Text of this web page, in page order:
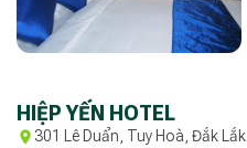
HIỆP YẾN HOTEL
301 Lê Duẩn, Tuy Hoà, Đắk Lắk